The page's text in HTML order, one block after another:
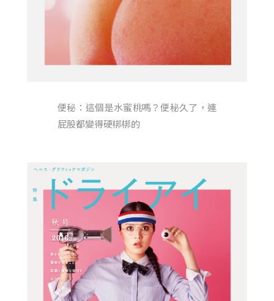
便秘：這個是水蜜桃嗎？便秘久了，連
屁股都變得硬梆梆的